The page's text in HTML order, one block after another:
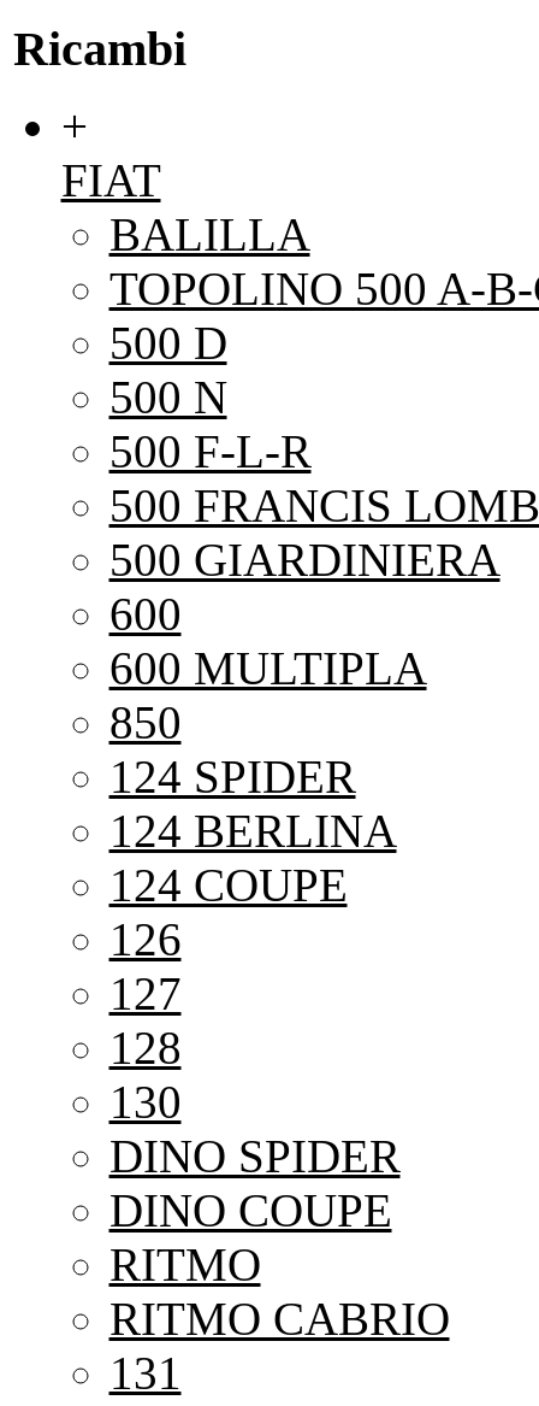
Ricambi
+
FIAT
BALILLA
TOPOLINO 500 A-
500 D
500 N
500 F-L-R
500 FRANCIS
500 GIARDINIERA
600
600 MULTIPLA
850
124 SPIDER
124 BERLINA
124 COUPE
126
127
128
130
DINO SPIDER
DINO COUPE
RITMO
RITMO CABRIO
131